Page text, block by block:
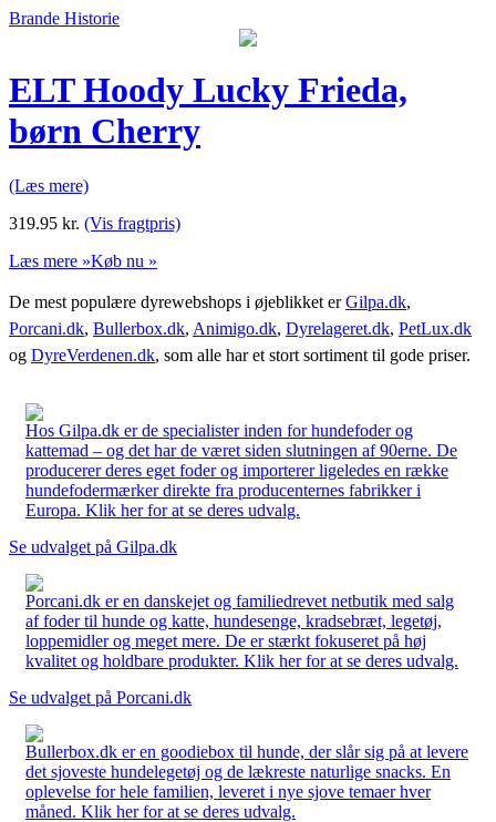
Brande Historie
ELT Hoody Lucky Frieda,
børn Cherry
(Læs mere)
319.95 kr. (Vis fragtpris)
Læs mere »Køb nu »
De mest populære dyrewebshops i øjeblikket erGilpa.dk,
Porcani.dk, Bullerbox.dk, Animigo.dk, Dyrelageret.dk, PetLux.dk
og DyreVerdenen.dk, som alle har et stort sortiment til gode priser.
Hos Gilpa.dk er de specialister inden for hundefoder og
kattemad – og det har de været siden slutningen af 90erne. De
producerer deres eget foder og importerer ligeledes en række
hundefodermærker direkte fra producenternes fabrikker i
Europa. Klik her for at se deres udvalg.
Se udvalget på Gilpa.dk
Porcani.dk er en danskejet og familiedrevet netbutik med salg
af foder til hunde og katte, hundesenge, kradsebræt, legetøj,
loppemidler og meget mere. De er stærkt fokuseret på høj
kvalitet og holdbare produkter. Klik her for at se deres udvalg.
Se udvalget på Porcani.dk
Bullerbox.dk er en goodiebox til hunde, der slår sig på at levere
det sjoveste hundelegetøj og de lækreste naturlige snacks. En
oplevelse for hele familien, leveret i nye sjove temaer hver
måned. Klik her for at se deres udvalg.